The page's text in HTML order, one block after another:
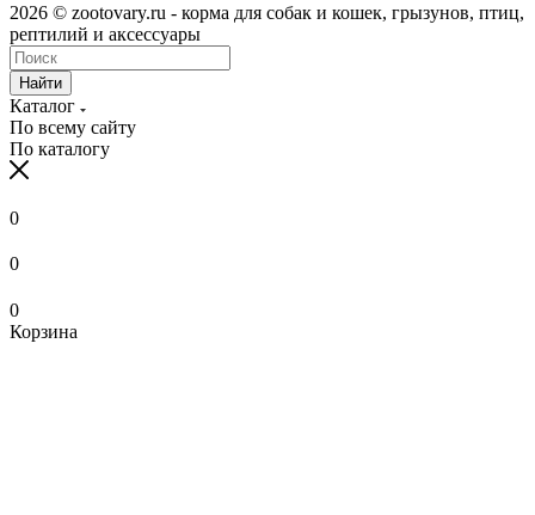
2026 © zootovary.ru - корма для собак и кошек, грызунов, птиц,
рептилий и аксессуары
Найти
Каталог
По всему сайту
По каталогу
0
0
0
Корзина